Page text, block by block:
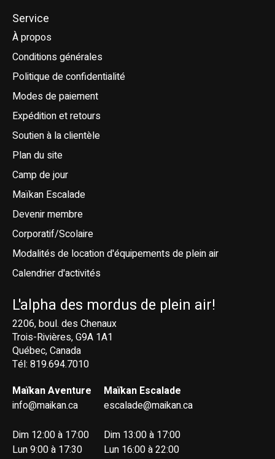
Service
À propos
Conditions générales
Politique de confidentialité
Modes de paiement
Expédition et retours
Soutien à la clientèle
Plan du site
Camp de jour
Maïkan Escalade
Devenir membre
Corporatif/Scolaire
Modalités de location d'équipements de plein air
Calendrier d'activités
L'alpha des mordus de plein air!
2206, boul. des Chenaux
Trois-Rivières, G9A 1A1
Québec, Canada
Tél: 819.694.7010
Maïkan Aventure
info@maikan.ca
Dim 12:00 à 17:00
Lun 9:00 à 17:30
Maïkan Escalade
escalade@maikan.ca
Dim 13:00 à 17:00
Lun 16:00 à 22:00